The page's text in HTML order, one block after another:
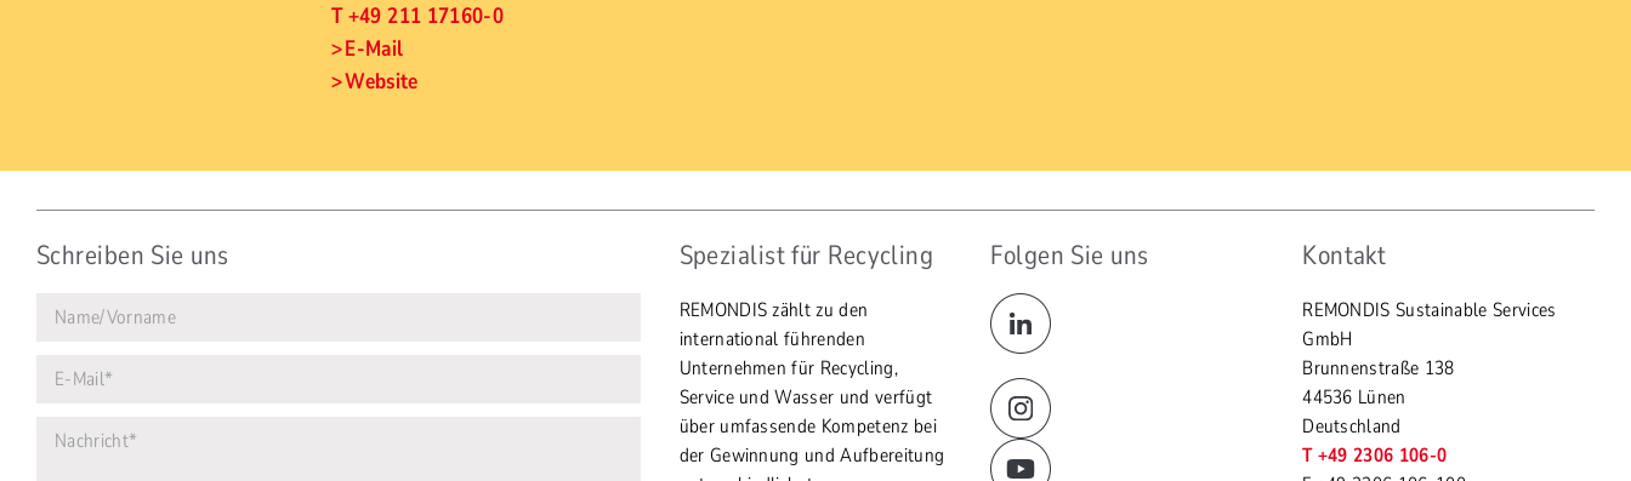
T +49 211 17160-0
E-Mail
Website
Schreiben Sie uns Spezialist für Recycling
REMONDIS zählt zu den
international führenden
Unternehmen für Recycling,
Service und Wasser und verfügt
über umfassende Kompetenz bei
der Gewinnung und Aufbereitung
Folgen Sie uns Kontakt
REMONDIS Sustainable Services
GmbH
Brunnenstraße 138
44536 Lünen
Deutschland
T +49 2306 106-0